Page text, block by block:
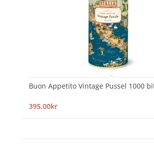
Buon Appetito Vintage Pussel 1000
395,00kr